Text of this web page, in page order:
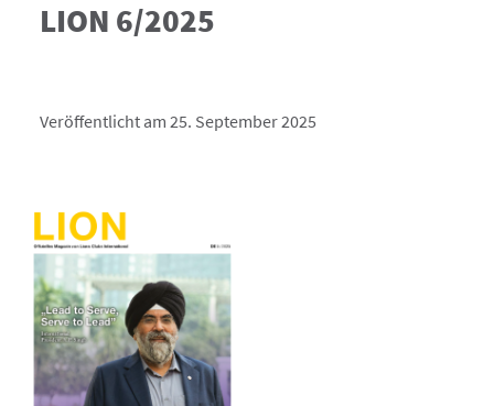
LION 6/2025
Veröffentlicht am 25. September 2025